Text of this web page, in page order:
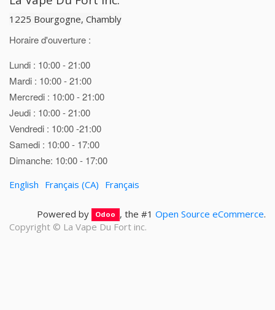
1225 Bourgogne, Chambly
Horaire d'ouverture :
Lundi : 10:00 - 21:00
Mardi : 10:00 - 21:00
Mercredi : 10:00 - 21:00
Jeudi : 10:00 - 21:00
Vendredi : 10:00 -21:00
Samedi : 10:00 - 17:00
Dimanche: 10:00 - 17:00
English Français (CA) Français
Powered by Odoo , the #1 Open Source eCommerce.
Copyright © La Vape Du Fort inc.